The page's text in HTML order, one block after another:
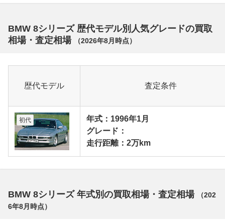
BMW 8シリーズ 歴代モデル別人気グレードの買取
相場・査定相場
（2026年8月 時点）
歴代モデル 査定条件
初代
年式：1996年1月
グレード：
走行距離：2万km
BMW 8シリーズ 年式別の買取相場・査定相場 （202
6年8月 時点）